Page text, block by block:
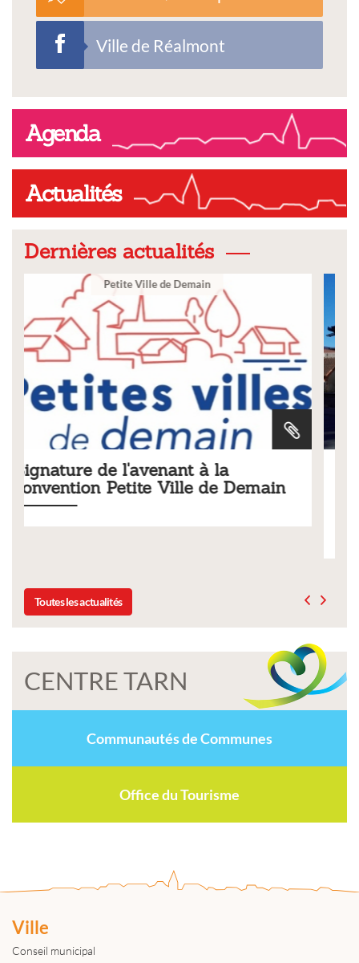
Ville de Réalmont
Agenda
Actualités
Dernières actualités
Tarifs 2026 des services
municipaux
Toutes les actualités
CENTRE TARN
Communautés de Communes
Office du Tourisme
Ville
Conseil municipal